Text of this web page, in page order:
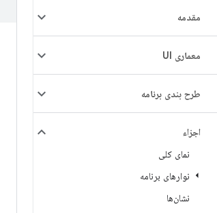
مقدمه
معماری UI
طرح بندی برنامه
اجزاء
نمای کلی
نوارهای برنامه
نشان‌ها